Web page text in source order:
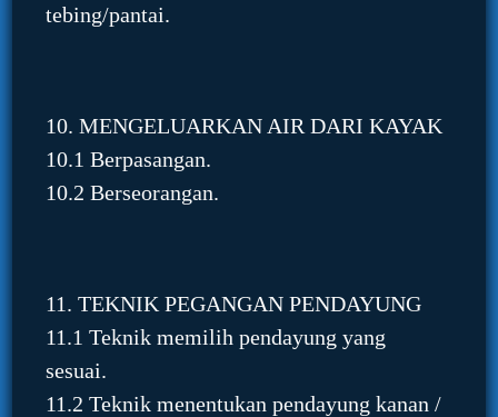
tebing/pantai.
10. MENGELUARKAN AIR DARI KAYAK
10.1 Berpasangan.
10.2 Berseorangan.
11. TEKNIK PEGANGAN PENDAYUNG
11.1 Teknik memilih pendayung yang
sesuai.
11.2 Teknik menentukan pendayung kanan /